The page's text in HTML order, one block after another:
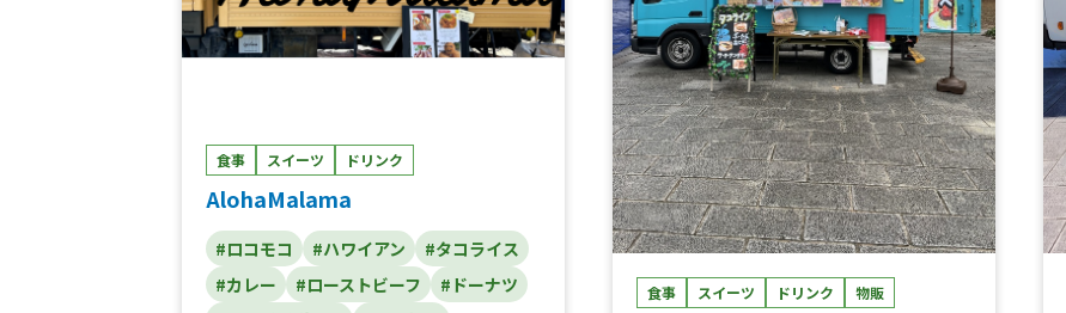
エコロッケ食べ比べセット（鹿と猪）、生姜
焼き弁当、チキンアンドチップス、フライド
ポテト、無水キーマカレー、アングラバーガ
ー、レモンサワー、角ハイボール、スーパー
ドライ生ビール、生マンゴージュース、喫茶
店のクリームメロンソーダ、チーズタルト、
マカロン、ジビエ 鹿メンチバーガー、ワン
コイン 台湾丼、ワンコイン そぼろ丼、ジ
ビエ 猪コロッケバーガー、ジビエ 鹿コロ
ッケバーガー、レッドチキンバーガー、スパ
イシーチキンステーキ弁当、チョコワッフ
ル、ワッフル、チュロス、カフェラテ、アイ
ル、わんちゃんタコボウル、クラムチャウダ
ー、いもタコ、金蜜芋、蜜芋プリン、蜜芋バ
スクチーズケーキ、スパークリングコーヒ
ッキー、カシスソーダ、カシスバック
食事 スイーツ ドリンク
AlohaMalama
#ロコモコ #ハワイアン
#タコライス
#カレー
#ローストビーフ
#ドーナツ
食事 スイーツ ドリンク 物販